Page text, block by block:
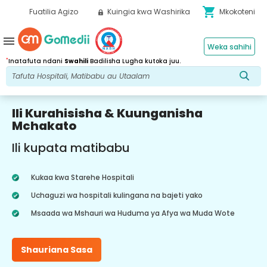
Fuatilia Agizo Kuingia kwa Washirika shopping_cart Mkokoteni
*Inatafuta ndani Swahili Badilisha Lugha kutoka juu.
Weka sahihi
menu
Ili Kurahisisha & Kuunganisha
Mchakato
Ili kupata matibabu
Kukaa kwa Starehe Hospitali
Uchaguzi wa hospitali kulingana na bajeti yako
Msaada wa Mshauri wa Huduma ya Afya wa Muda Wote
Shauriana Sasa